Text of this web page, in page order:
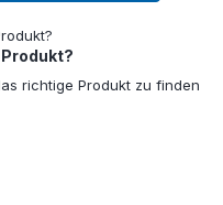
richtige Produkt zu finden